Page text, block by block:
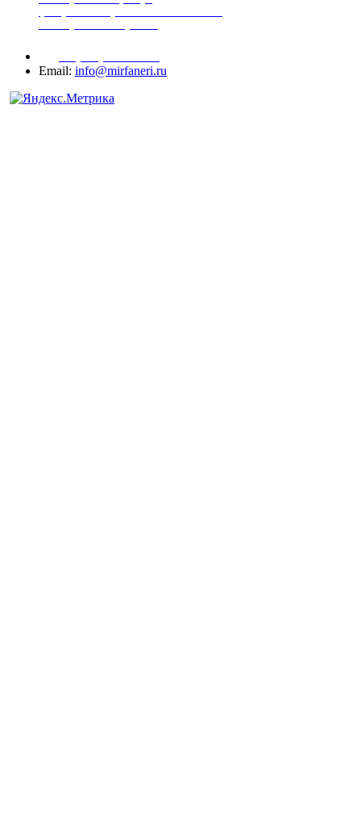
Email: info@mirfaneri.ru